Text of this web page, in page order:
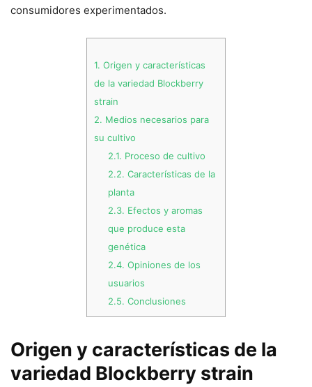
consumidores experimentados.
1. Origen y características
de la variedad Blockberry
strain
2. Medios necesarios para
su cultivo
2.1. Proceso de cultivo
2.2. Características de la
planta
2.3. Efectos y aromas
que produce esta
genética
2.4. Opiniones de los
usuarios
2.5. Conclusiones
Origen y características de la
variedad Blockberry strain